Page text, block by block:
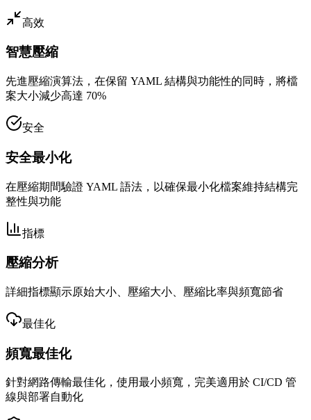
高效
智慧壓縮
先進壓縮演算法，在保留 YAML 結構與功能性的同時，將檔
案大小減少高達 70%
安全
安全最小化
在壓縮期間驗證 YAML 語法，以確保最小化檔案維持結構完
整性與功能
指標
壓縮分析
詳細指標顯示原始大小、壓縮大小、壓縮比率與頻寬節省
最佳化
頻寬最佳化
針對網路傳輸最佳化，使用最小頻寬，完美適用於 CI/CD 管
線與部署自動化